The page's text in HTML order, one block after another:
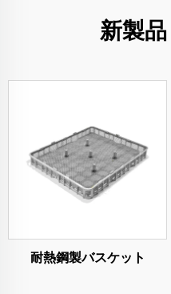
新製
耐熱鋼製バスケット